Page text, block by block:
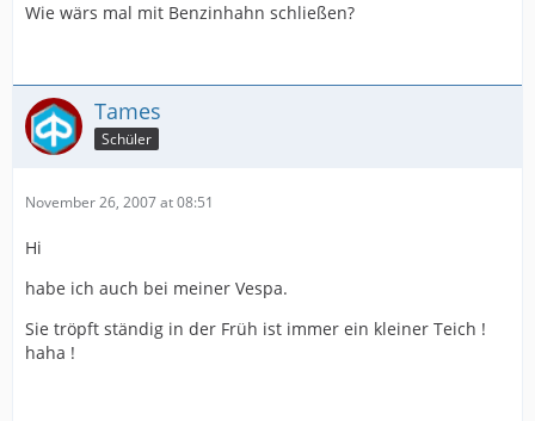
Wie wärs mal mit Benzinhahn schließen?
Tames
Schüler
November 26, 2007 at 08:51
Hi
habe ich auch bei meiner Vespa.
Sie tröpft ständig in der Früh ist immer ein kleiner Teich !
haha !